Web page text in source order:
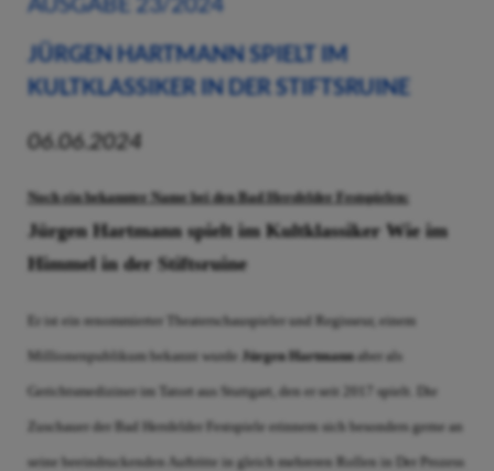
JÜRGEN HARTMANN SPIELT IM
KULTKLASSIKERIN DER STIFTSRUINE
06.06.2024
Noch ein bekannter Name bei den Bad Hersfelder Festspielen:
Jürgen Hartmann spielt im Kultklassiker Wie im
Himmel in der Stiftsruine
Er ist ein renommierter Theaterschauspieler und Regisseur, einem
Millionenpublikum bekannt wurde Jürgen Hartmannaber als
Gerichtsmediziner im Tatort aus Stuttgart, den er seit 2017 spielt. Die
Zuschauer der Bad Hersfelder Festspiele erinnern sich besonders gerne an
seine beeindruckenden Auftritte in gleich mehreren Rollen in Der Prozess